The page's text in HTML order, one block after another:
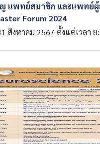
ญ แพทย์สมาชิก และแพทย์ผู้
Forum 2024
สิงหาคม 2567 ตั้งแต่เวลา